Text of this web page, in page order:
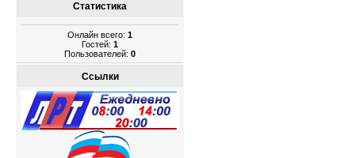
Статистика
Онлайн всего: 1
Гостей: 1
Пользователей: 0
Ссылки